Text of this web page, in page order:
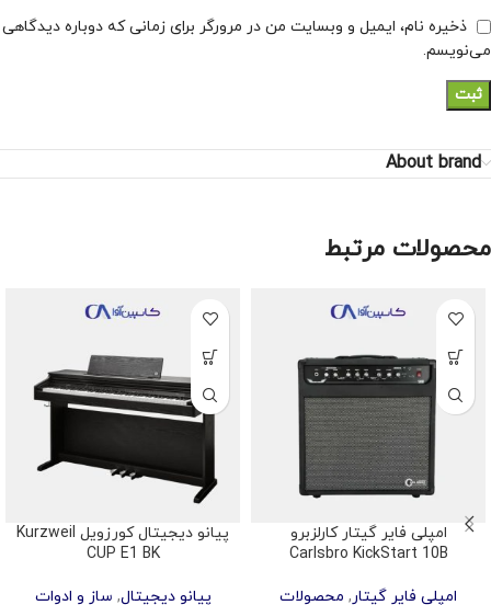
ذخیره نام، ایمیل و وبسایت من در مرورگر برای زمانی که دوباره دیدگاهی
می‌نویسم.
About brand
محصولات مرتبط
امپلی فایر گیتار کارلزبرو
Carlsbro KickStart 10B
امپلی فایر گیتار, محصولات
پیانو دیجیتال کورزویل Kurzweil
CUP E1 BK
پیانو دیجیتال, ساز و ادوات